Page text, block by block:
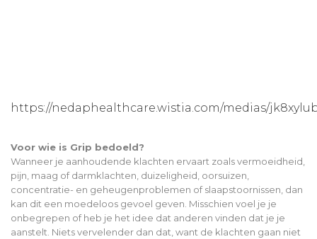
https://nedaphealthcare.wistia.com/medias/
Voor wie is Grip bedoeld?
Wanneer je aanhoudende klachten ervaart zoals vermoeidheid,
pijn, maag of darmklachten, duizeligheid, oorsuizen,
concentratie- en geheugenproblemen of slaapstoornissen, dan
kan dit een moedeloos gevoel geven. Misschien voel je je
onbegrepen of heb je het idee dat anderen vinden dat je je
aanstelt. Niets vervelender dan dat, want de klachten gaan niet